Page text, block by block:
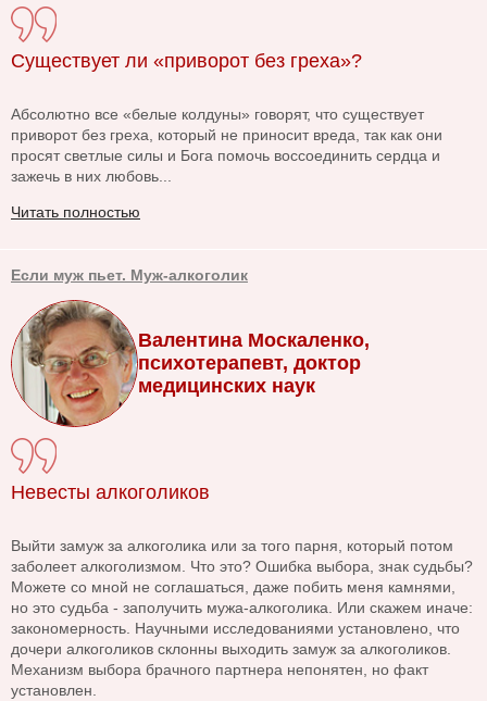
Существует ли «приворот без греха»?
Абсолютно все «белые колдуны» говорят, что существует
приворот без греха, который не приносит вреда, так как они
просят светлые силы и Бога помочь воссоединить сердца и
зажечь в них любовь...
Читать полностью
Если муж пьет. Муж-алкоголик
Валентина Москаленко,
психотерапевт, доктор
медицинских наук
Невесты алкоголиков
Выйти замуж за алкоголика или за того парня, который потом
заболеет алкоголизмом. Что это? Ошибка выбора, знак судьбы?
Можете со мной не соглашаться, даже побить меня камнями,
но это судьба - заполучить мужа-алкоголика. Или скажем иначе:
закономерность. Научными исследованиями установлено, что
дочери алкоголиков склонны выходить замуж за алкоголиков.
Механизм выбора брачного партнера непонятен, но факт
установлен.